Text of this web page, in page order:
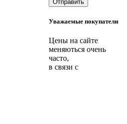
Уважаемые покупатели
Цены на сайте
меняються очень
часто,
в связи с